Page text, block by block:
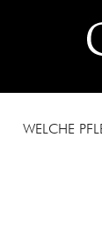
WELCHE